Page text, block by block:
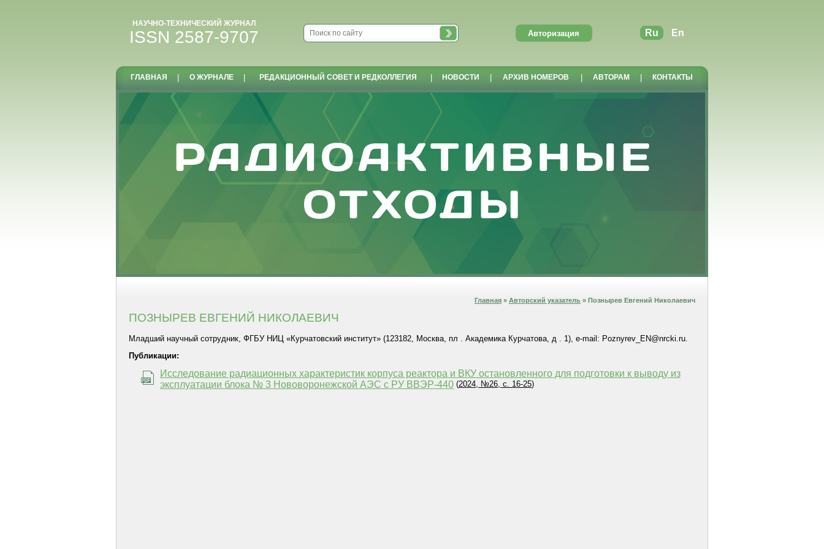
НАУЧНО-ТЕХНИЧЕСКИЙ ЖУРНАЛ
ISSN 2587-9707 Ru En
ГЛАВНАЯ О ЖУРНАЛЕ РЕДАКЦИОННЫЙ СОВЕТ И РЕДКОЛЛЕГИЯ НОВОСТИ АРХИВ НОМЕРОВ АВТОРАМ КОНТАКТЫ
Главная » Авторский указатель » Познырев Евгений Николаевич
ПОЗНЫРЕВ ЕВГЕНИЙ НИКОЛАЕВИЧ
Младший научный сотрудник, ФГБУ НИЦ «Курчатовский институт» (123182, Москва, пл . Академика Курчатова, д . 1), e-mail: Poznyrev_EN@nrcki.ru.
Публикации:
Исследование радиационных характеристик корпуса реактора и ВКУ остановленного для подготовки к выводу из
эксплуатации блока № 3 Нововоронежской АЭС с РУ ВВЭР-440 (2024, №26, с. 16-25)